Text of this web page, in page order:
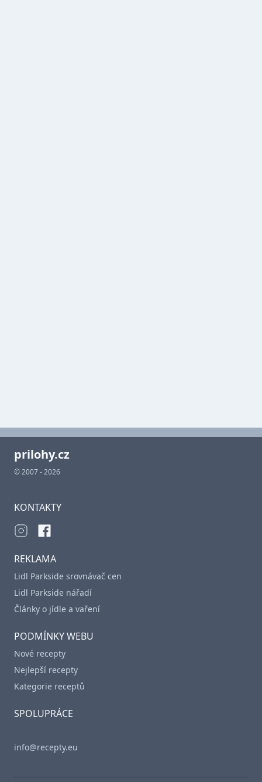
prilohy.cz
© 2007 - 2026
KONTAKTY
REKLAMA
Lidl Parkside srovnávač cen
Lidl Parkside nářadí
Články o jídle a vaření
PODMÍNKY WEBU
Nové recepty
Nejlepší recepty
Kategorie receptů
SPOLUPRÁCE
info@recepty.eu